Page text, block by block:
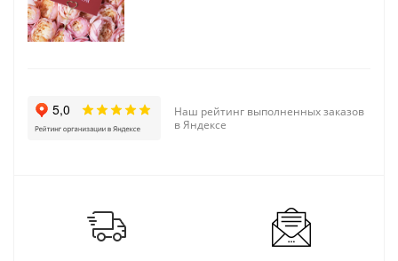
Наш рейтинг выполненных заказов
в Яндексе